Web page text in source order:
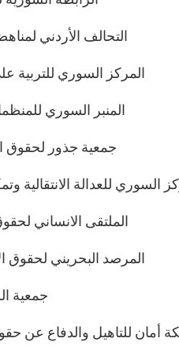
38- التحالف الأردني
39- المركز السوري
41- جمعية جذور
السوري للعدالة الانتقالية
43- الملتقى الانساني
44- المرصد البحريني
45- جمعية
شبكة أمان للتاهيل والدفاع عن